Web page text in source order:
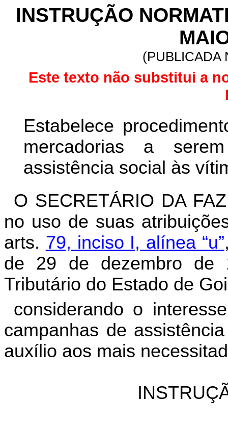
INSTRUÇÃO
(PUBLICADA
Este texto não substitui a
Estabelece
mercadorias a
assistência social às
O SECRETÁRIO DA
no uso de suas
arts. 79, inciso I, alínea “u”
de 29 de dezembro de
Tributário do Estado de
considerando o
campanhas de
auxílio aos mais